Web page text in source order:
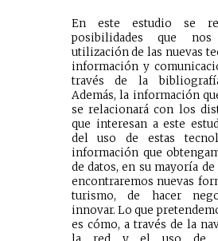
En este estudio se
posibilidades que
utilización de las nuevas
información y
través de la
Además, la información
se relacionará con los
que interesan a este
del uso de estas
información que
de datos, en su mayoría de
encontraremos nuevas
turismo, de hacer
innovar. Lo que
es cómo, a través de la